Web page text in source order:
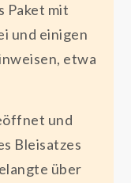
Paket mit
und einigen
etwa
und
Bleisatzes
über